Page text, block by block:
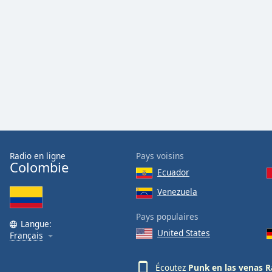
Beginning
dialog
window.
Escape
will
cancel
Radio en ligne
Colombie
Langue:
Français
Pays voisins
Ecuador
Venezuela
Pays populaires
United States
Écoutez Punk en las venas